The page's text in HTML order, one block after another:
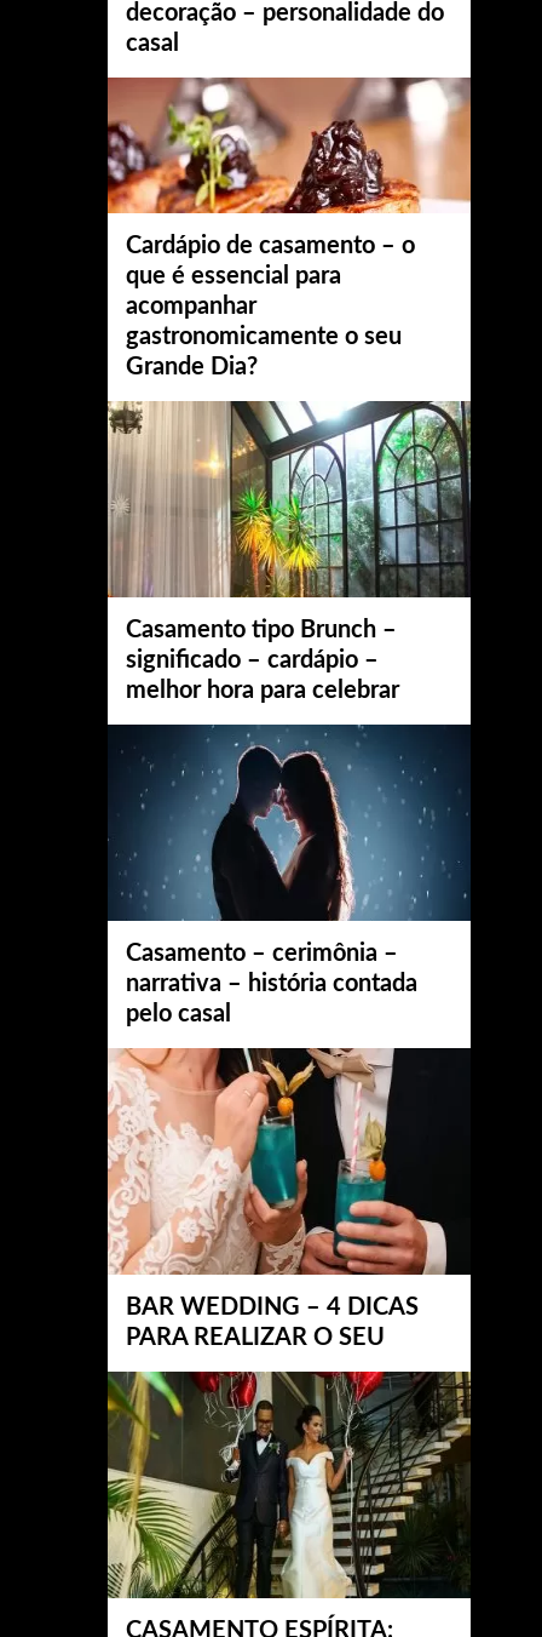
decoração – personalidade do
casal
Cardápio de casamento – o
que é essencial para
acompanhar
gastronomicamente o seu
Grande Dia?
Casamento tipo Brunch –
significado – cardápio –
melhor hora para celebrar
Casamento – cerimônia –
narrativa – história contada
pelo casal
BAR WEDDING – 4 DICAS
PARA REALIZAR O SEU
CASAMENTO ESPÍRITA: